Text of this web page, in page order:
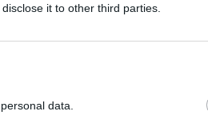
it to other third parties.
data.
ad